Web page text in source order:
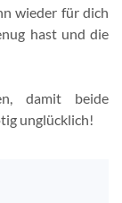
wieder für dich
hast und die
damit beide
unglücklich!